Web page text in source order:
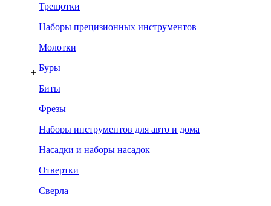
+
Трещотки
Наборы прецизионных инструментов
Молотки
Буры
Биты
Фрезы
Наборы инструментов для авто и дома
Насадки и наборы насадок
Отвертки
Сверла